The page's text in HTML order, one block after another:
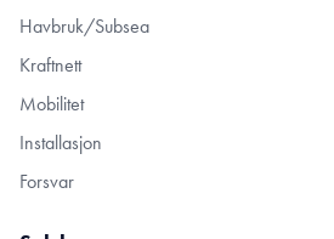
Havbruk/Subsea
Kraftnett
Mobilitet
Installasjon
Forsvar